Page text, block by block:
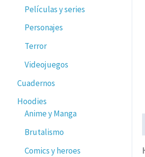
Películas y series
Personajes
Terror
Videojuegos
Cuadernos
Hoodies
Anime y Manga
Brutalismo
Comics y heroes